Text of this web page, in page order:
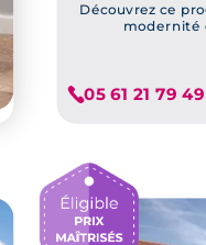
Je
Découvrez ce
modernité
environnement
immédiate des
05 61 21 79 49